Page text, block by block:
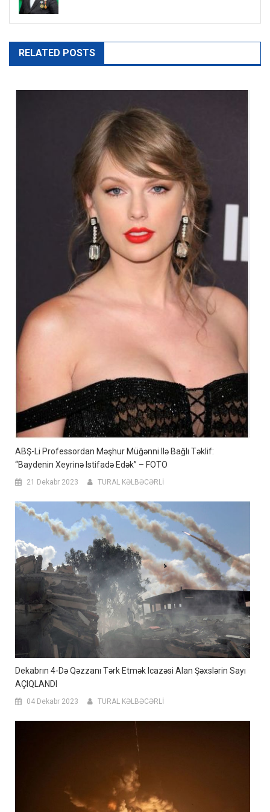
RELATED POSTS
ABŞ-Li Professordan Məşhur Müğənni Ilə Bağlı Təklif:
“Baydenin Xeyrinə Istifadə Edək” – FOTO
21 Dekabr 2023 TURAL KƏLBƏCƏRLİ
Dekabrın 4-Də Qəzzanı Tərk Etmək Icazəsi Alan Şəxslərin Sayı
AÇIQLANDI
04 Dekabr 2023 TURAL KƏLBƏCƏRLİ